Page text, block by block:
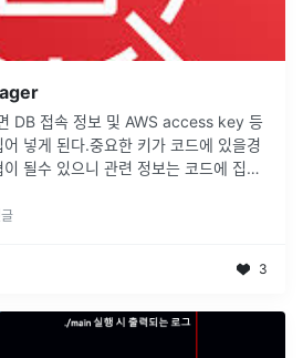
DB 접속 정보 및 AWS access key 등
넣게 된다.중요한 키가 코드에 있을경
될수 있으니 관련 정보는 코드에 집어
3